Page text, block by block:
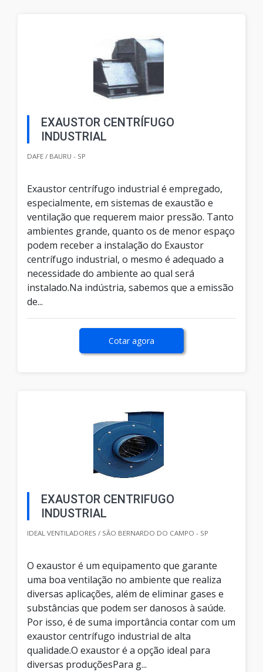
EXAUSTOR CENTRÍFUGO
INDUSTRIAL
DAFE / BAURU - SP
Exaustor centrífugo industrial é empregado,
especialmente, em sistemas de exaustão e
ventilação que requerem maior pressão. Tanto
ambientes grande, quanto os de menor espaço
podem receber a instalação do Exaustor
centrífugo industrial, o mesmo é adequado a
necessidade do ambiente ao qual será
instalado.Na indústria, sabemos que a emissão
de...
Cotar agora
EXAUSTOR CENTRIFUGO
INDUSTRIAL
IDEAL VENTILADORES / SÃO BERNARDO DO CAMPO - SP
O exaustor é um equipamento que garante
uma boa ventilação no ambiente que realiza
diversas aplicações, além de eliminar gases e
substâncias que podem ser danosos à saúde.
Por isso, é de suma importância contar com um
exaustor centrífugo industrial de alta
qualidade.O exaustor é a opção ideal para
diversas produçõesPara g...